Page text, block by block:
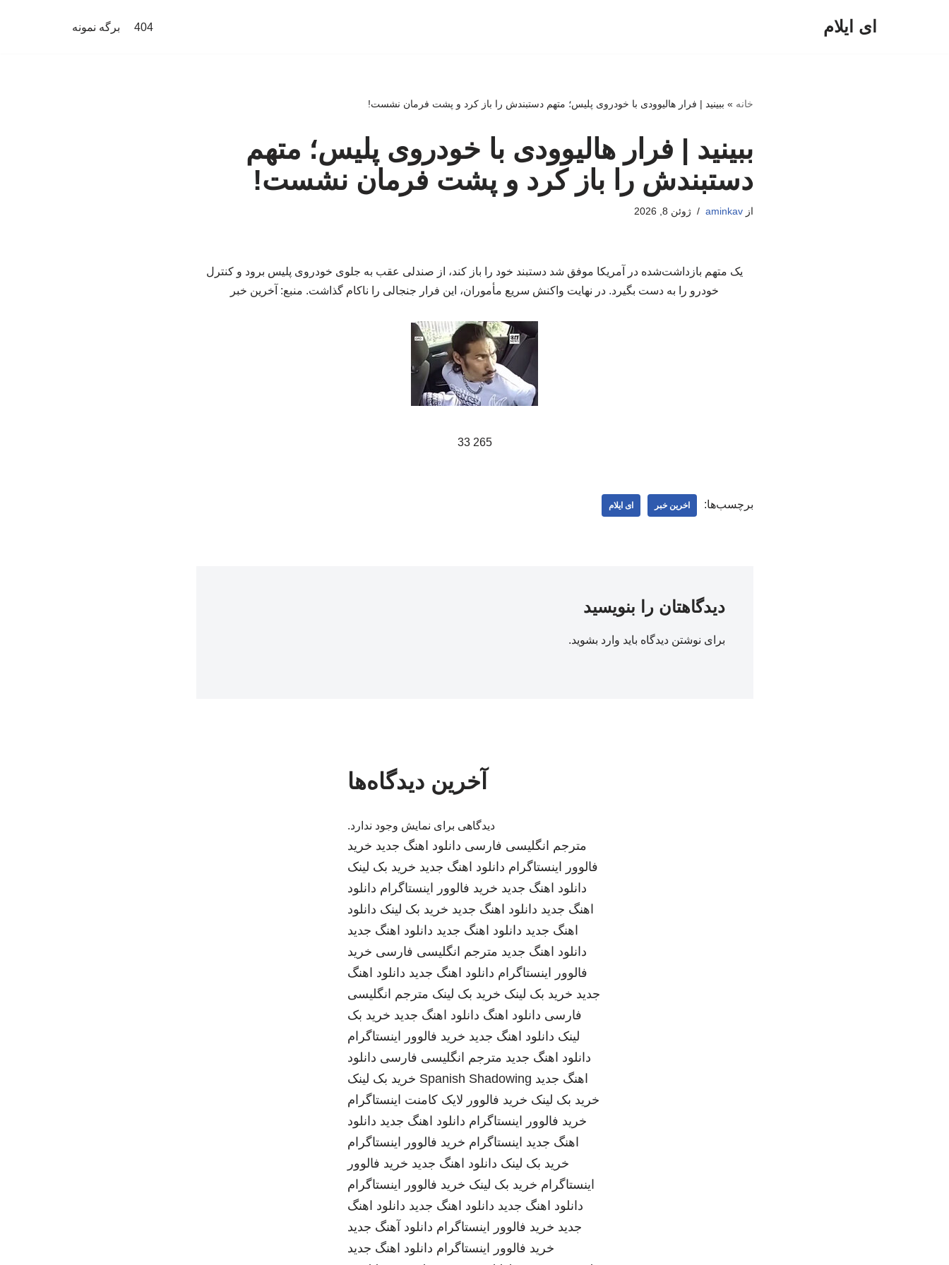
ای ایلام 404 برگه نمونه
خانه » ببینید | فرار هالیوودی با خودروی پلیس؛ متهم دستبندش را باز کرد و پشت فرمان نشست!
ببینید | فرار هالیوودی با خودروی پلیس؛ متهم
دستبندش را باز کرد و پشت فرمان نشست!
ازaminkav ژوئن 8, 2026
یک متهم بازداشت‌شده در آمریکا موفق شد دستبند خود را باز کند، از صندلی عقب به جلوی خودروی پلیس برود و کنترل
خودرو را به دست بگیرد. در نهایت واکنش سریع مأموران، این فرار جنجالی را ناکام گذاشت. منبع: آخرین خبر
265 33
برچسب‌ها: اخرین خبر ای ایلام
دیدگاهتان را بنویسید
برای نوشتن دیدگاه باید وارد بشوید.
آخرین دیدگاه‌ها
دیدگاهی برای نمایش وجود ندارد.
مترجم انگلیسی فارسی دانلود اهنگ جدید خرید
فالوور اینستاگرام دانلود اهنگ جدید خرید بک لینک
دانلود اهنگ جدید خرید فالوور اینستاگرام دانلود
اهنگ جدید دانلود اهنگ جدید خرید بک لینک دانلود
اهنگ جدید دانلود اهنگ جدید دانلود اهنگ جدید
دانلود اهنگ جدید مترجم انگلیسی فارسی خرید
فالوور اینستاگرام دانلود اهنگ جدید دانلود اهنگ
جدید خرید بک لینک خرید بک لینک مترجم انگلیسی
فارسی دانلود اهنگ دانلود اهنگ جدید خرید بک
لینک دانلود اهنگ جدید خرید فالوور اینستاگرام
دانلود اهنگ جدید مترجم انگلیسی فارسی دانلود
اهنگ جدید Spanish Shadowing خرید بک لینک
خرید بک لینک خرید فالوور لایک کامنت اینستاگرام
خرید فالوور اینستاگرام دانلود اهنگ جدید دانلود
اهنگ جدید اینستاگرام خرید فالوور اینستاگرام
خرید بک لینک دانلود اهنگ جدید خرید فالوور
اینستاگرام خرید بک لینک خرید فالوور اینستاگرام
دانلود اهنگ جدید دانلود اهنگ جدید دانلود اهنگ
جدید خرید فالوور اینستاگرام دانلود آهنگ جدید
خرید فالوور اینستاگرام دانلود اهنگ جدید